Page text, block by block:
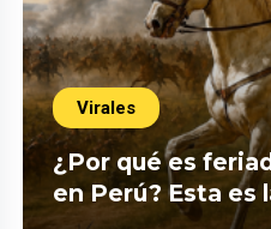
Virales
¿Por qué es
en Perú? Esta es